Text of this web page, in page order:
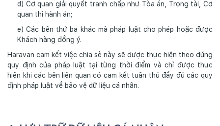
d) Cơ quan giải quyết tranh chấp như Tòa án, Trọng tài, Cơ
quan thi hành án;
e) Các bên thứ ba khác mà pháp luật cho phép hoặc được
Khách hàng đồng ý.
Haravan cam kết việc chia sẻ này sẽ được thực hiện theo đúng
quy định của pháp luật tại từng thời điểm và chỉ được thực
hiện khi các bên liên quan có cam kết tuân thủ đầy đủ các quy
định pháp luật về bảo vệ dữ liệu cá nhân.